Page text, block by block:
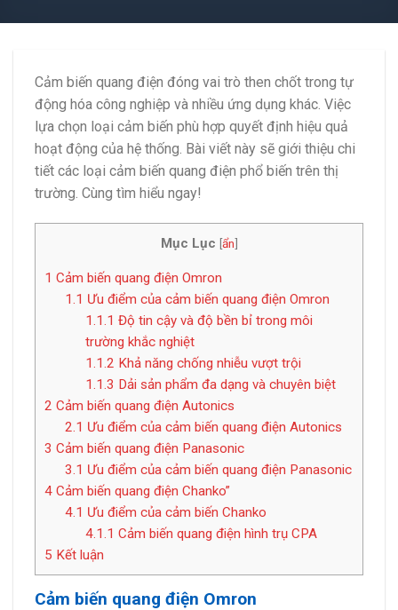
Cảm biến quang điện đóng vai trò then chốt trong tự
động hóa công nghiệp và nhiều ứng dụng khác. Việc
lựa chọn loại cảm biến phù hợp quyết định hiệu quả
hoạt động của hệ thống. Bài viết này sẽ giới thiệu chi
tiết các loại cảm biến quang điện phổ biến trên thị
trường. Cùng tìm hiểu ngay!
Mục Lục [ẩn]
1 Cảm biến quang điện Omron
1.1 Ưu điểm của cảm biến quang điện Omron
1.1.1 Độ tin cậy và độ bền bỉ trong môi
trường khắc nghiệt
1.1.2 Khả năng chống nhiễu vượt trội
1.1.3 Dải sản phẩm đa dạng và chuyên biệt
2 Cảm biến quang điện Autonics
2.1 Ưu điểm của cảm biến quang điện Autonics
3 Cảm biến quang điện Panasonic
3.1 Ưu điểm của cảm biến quang điện Panasonic
4 Cảm biến quang điện Chanko”
4.1 Ưu điểm của cảm biến Chanko
4.1.1 Cảm biến quang điện hình trụ CPA
5 Kết luận
Cảm biến quang điện Omron